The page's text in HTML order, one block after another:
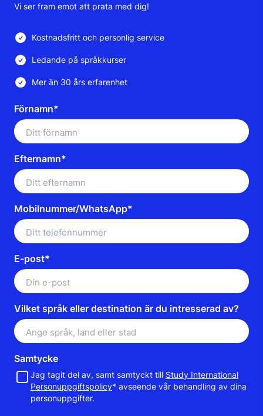
Vi ser fram emot att prata med dig!
Kostnadsfritt och personlig service
Ledande på språkkurser
Mer än 30 års erfarenhet
Förnamn*
Efternamn*
Mobilnummer/WhatsApp*
E-post*
Vilket språk eller destination är du intresserad av?
Samtycke
Jag tagit del av, samt samtyckt till Study International
Personuppgiftspolicy* avseende vår behandling av dina
personuppgifter.